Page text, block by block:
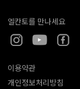
엘칸토를 만나세요
이용약관
개인정보처리방침